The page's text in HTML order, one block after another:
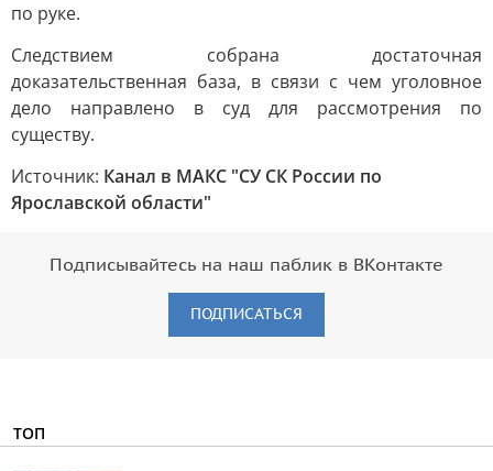
по руке.
Следствием собрана достаточная
доказательственная база, в связи с чем уголовное
дело направлено в суд для рассмотрения по
существу.
Источник: Канал в МАКС "СУ СК России по
Ярославской области"
Подписывайтесь на наш паблик в ВКонтакте
ПОДПИСАТЬСЯ
ТОП